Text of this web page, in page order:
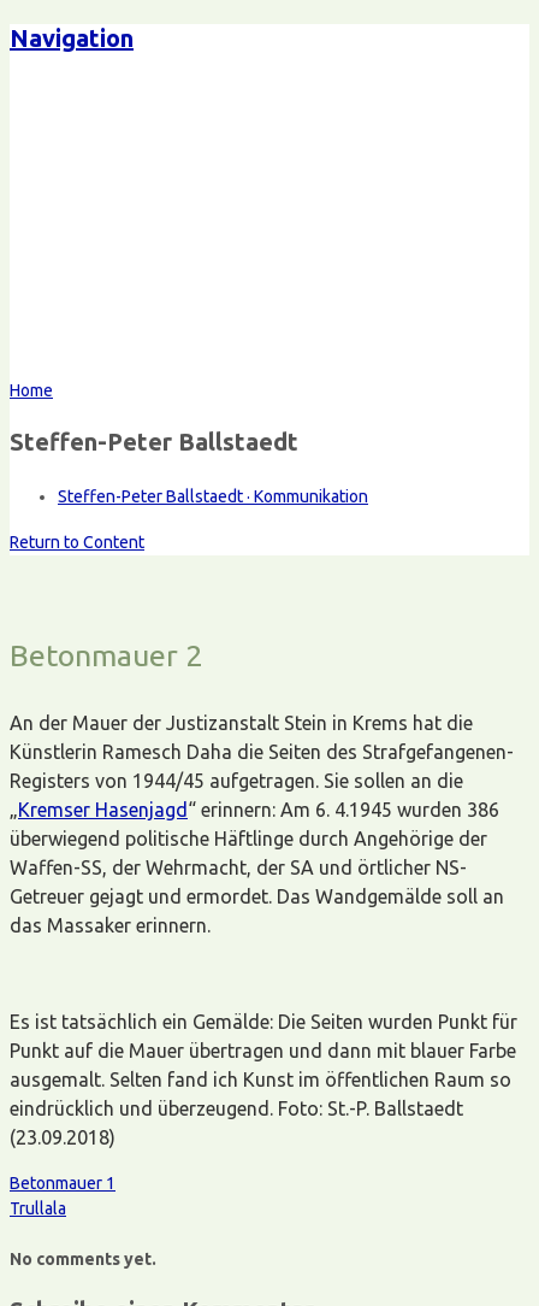
Navigation
Home
Steffen-Peter Ballstaedt
Steffen-Peter Ballstaedt · Kommunikation
Return to Content
Betonmauer 2
An der Mauer der Justizanstalt Stein in Krems hat die
Künstlerin Ramesch Daha die Seiten des Strafgefangenen-
Registers von 1944/45 aufgetragen. Sie sollen an die
Kremser Hasenjagd “ erinnern: Am 6. 4.1945 wurden 386
überwiegend politische Häftlinge durch Angehörige der
Waffen-SS, der Wehrmacht, der SA und örtlicher NS-
Getreuer gejagt und ermordet. Das Wandgemälde soll an
das Massaker erinnern.
Es ist tatsächlich ein Gemälde: Die Seiten wurden Punkt für
Punkt auf die Mauer übertragen und dann mit blauer Farbe
ausgemalt. Selten fand ich Kunst im öffentlichen Raum so
eindrücklich und überzeugend. Foto: St.-P. Ballstaedt
(23.09.2018)
Betonmauer 1
Trullala
No comments yet.